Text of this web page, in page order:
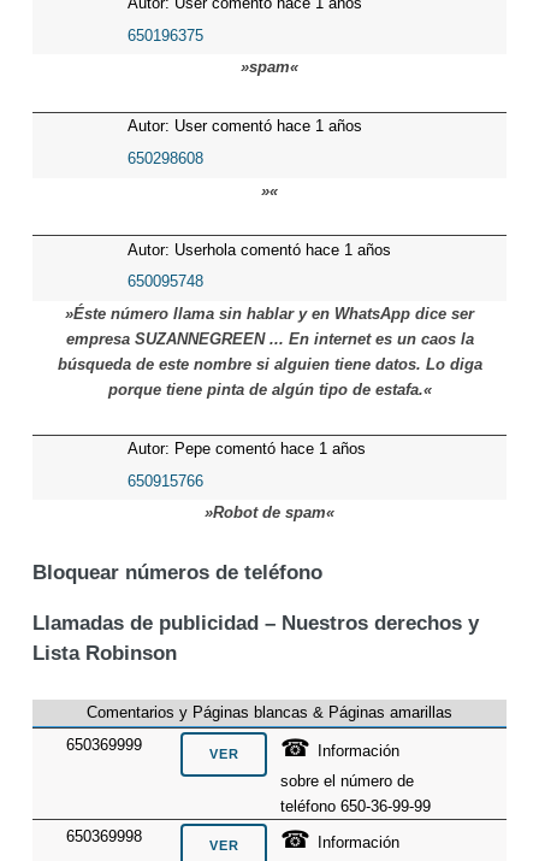
650196375
»spam«
Autor: User comentó hace 1 años
650298608
»«
Autor: Userhola comentó hace 1 años
650095748
»Éste número llama sin hablar y en WhatsApp dice ser
empresa SUZANNEGREEN ... En internet es un caos la
búsqueda de este nombre si alguien tiene datos. Lo diga
porque tiene pinta de algún tipo de estafa.«
Autor: Pepe comentó hace 1 años
650915766
»Robot de spam«
Bloquear números de teléfono
Llamadas de publicidad – Nuestros derechos y
Lista Robinson
Comentarios y Páginas blancas & Páginas amarillas
650369999
☎ Información
sobre el número de
teléfono 650-36-99-99
650369998
☎ Información